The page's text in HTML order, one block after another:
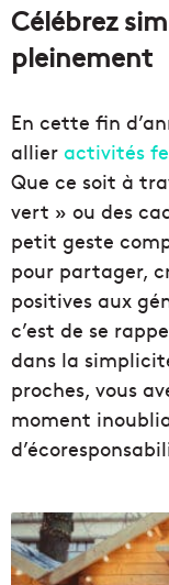
Célébrez
pleinement
En cette fin
allier activités
Que ce soit à
vert » ou des
petit geste
pour partager,
positives aux
c’est de se
dans la
proches, vous
moment
À
C
a